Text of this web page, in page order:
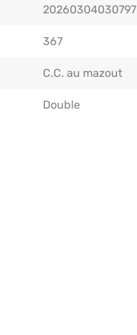
20260304030797
367
C.C. au mazout
Double